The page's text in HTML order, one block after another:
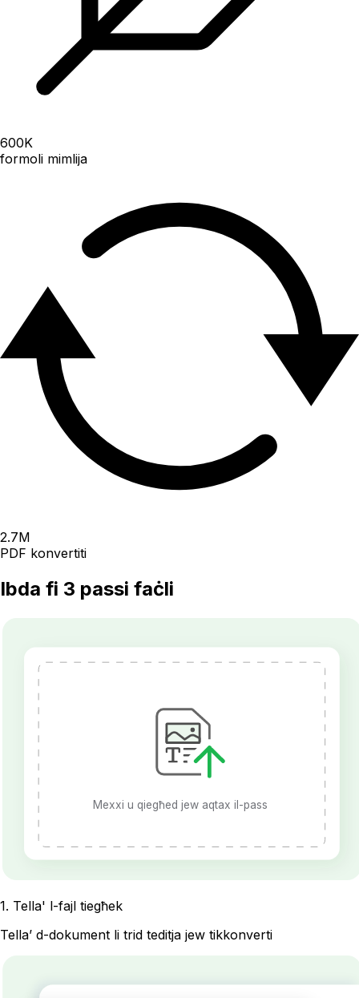
600K
formoli mimlija
2.7M
PDF konvertiti
Ibda fi 3 passi faċli
Mexxi u qiegħed jew aqtax il-pass
1. Tella' l-fajl tiegħek
Tella’ d-dokument li trid teditja jew tikkonverti